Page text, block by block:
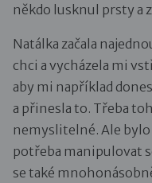
někdo lusknul prsty a
Natálka začala
chci a vycházela mi
aby mi například
a přinesla to. Třeba
nemyslitelné. Ale
potřeba manipulovat
se také